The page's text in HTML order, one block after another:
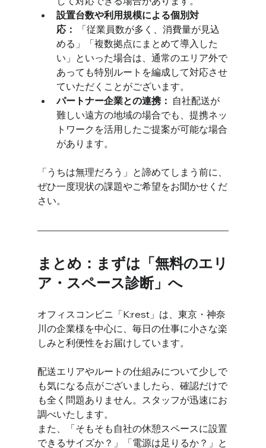
設置台数や利用規模による個別対
応：
「従業員数が多く、消費量が見込
める」「複数拠点にまとめて導入した
い」といった場合は、通常のエリア外で
あっても特別ルートを編成して対応させ
ていただくことがございます。
パートナー企業との連携： 自社配送が
難しい遠方の地域の場合でも、提携ネッ
トワークを活用したご提案が可能な場合
があります。
「うちは無理だろう」と諦めてしまう前に、
ぜひ一度現状の課題やご希望をお聞かせくだ
さい。
まとめ：まずは「無料のエリ
ア・スペース診断」へ
オフィスコンビニ「K:rest」は、東京・神奈
川の企業様を中心に、毎日の仕事に小さな楽
しみと利便性をお届けしています。
配送エリアやルートの仕組みについて少しで
も気になる点がございましたら、確認だけで
も全く問題ありません。スタッフが迅速にお
調べいたします。
また、「そもそも自社の休憩スペースに設置
できるサイズか？」「電源は足りるか？」と